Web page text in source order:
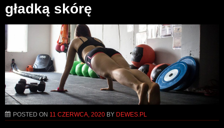
gładką skórę
POSTED ON 11 CZERWCA, 2020 BY DEWES.PL